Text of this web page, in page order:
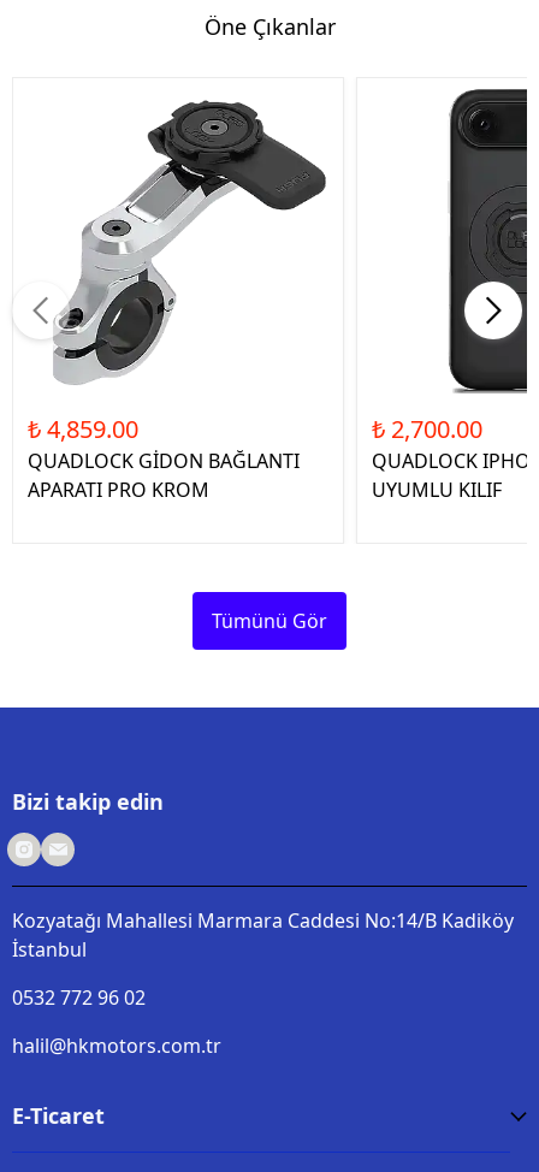
Öne Çıkanlar
₺ 4,859.00
QUADLOCK GİDON BAĞLANTI
APARATI PRO KROM
₺ 2,700.00
QUADLOCK
UYUMLU KILIF
Tümünü Gör
Bizi takip edin
Kozyatağı Mahallesi Marmara Caddesi No:14/B Kadiköy
İstanbul
0532 772 96 02
halil@hkmotors.com.tr
E-Ticaret